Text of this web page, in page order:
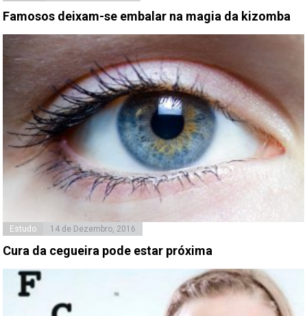
Famosos deixam-se embalar na magia da kizomba
Estudo 14 de Dezembro, 2016
Cura da cegueira pode estar próxima